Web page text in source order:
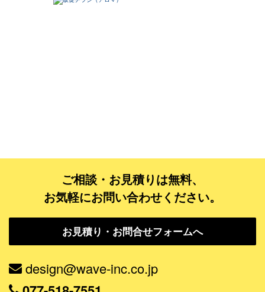
ご相談・お見積りは無料、
お気軽にお問い合わせください。
お見積り・お問合せフォームへ
design@wave-inc.co.jp